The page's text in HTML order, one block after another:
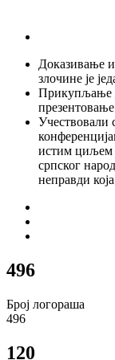
Доказивање
злочине је
Прикупљање
Учествовали
истим циљем
српског
неправди
496
Број логораша
496
120